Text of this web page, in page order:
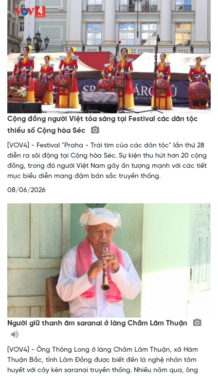
Cộng đồng người Việt tỏa sáng tại Festival các dân tộc
thiểu số Cộng hòa Séc
[VOV4] - Festival "Praha - Trái tim của các dân tộc" lần thứ 28
diễn ra sôi động tại Cộng hòa Séc. Sự kiện thu hút hơn 20 cộng
đồng, trong đó người Việt Nam gây ấn tượng mạnh với các tiết
mục biểu diễn mang đậm bản sắc truyền thống.
08/06/2026
Người giữ thanh âm saranai ở làng Chăm Lâm Thuận
[VOV4] - Ông Thông Long ở làng Chăm Lâm Thuận, xã Hàm
Thuận Bắc, tỉnh Lâm Đồng được biết đến là nghệ nhân tâm
huyết với cây kèn saranai truyền thống. Nhiều năm qua, ông